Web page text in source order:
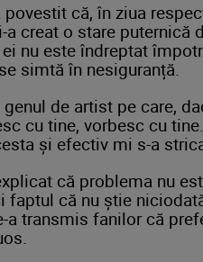
că, în ziua
a creat o stare puternică
nu este îndreptat
simtă în nesiguranță.
genul de artist pe care,
cu tine, vorbesc cu
și efectiv mi s-a
că problema nu
faptul că nu știe
a transmis fanilor că